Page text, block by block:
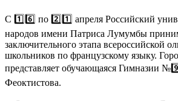
С 1️⃣6️⃣ по 2️⃣1️⃣ апреля Российский
народов имени Патриса Лумумбы
заключительного этапа всероссийской
школьников по французскому языку.
представляет обучающаяся Гимназии
Феоктистова.